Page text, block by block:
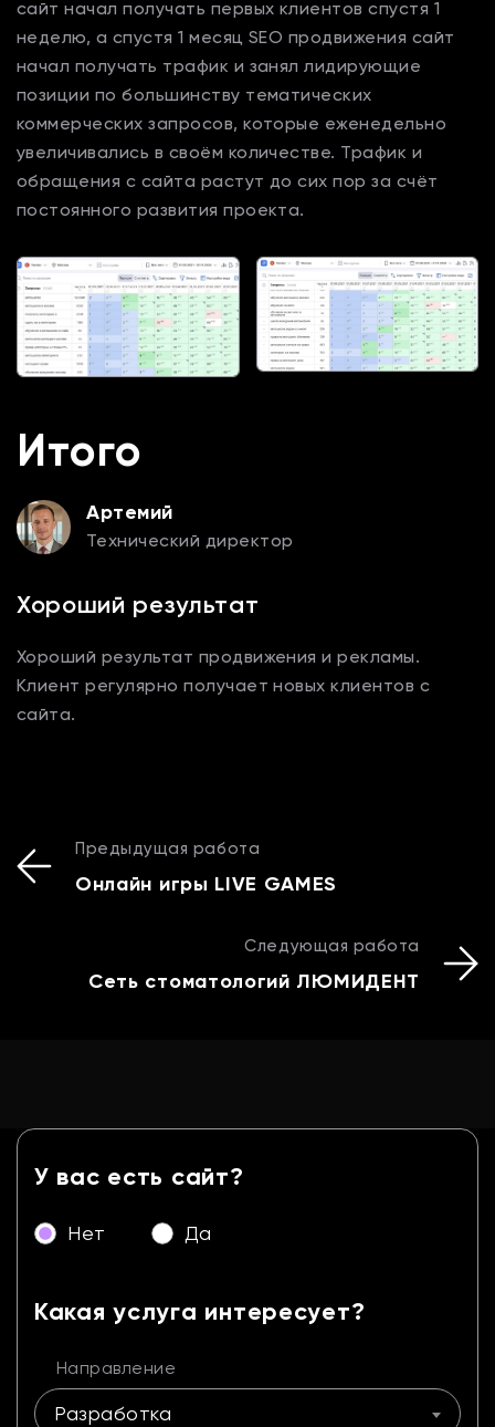
сайт начал получать первых клиентов спустя 1
неделю, а спустя 1 месяц SEO продвижения сайт
начал получать трафик и занял лидирующие
позиции по большинству тематических
коммерческих запросов, которые еженедельно
увеличивались в своём количестве. Трафик и
обращения с сайта растут до сих пор за счёт
постоянного развития проекта.
Итого
Артемий
Технический директор
Хороший результат
Хороший результат продвижения и рекламы.
Клиент регулярно получает новых клиентов с
сайта.
Предыдущая работа
Онлайн игры LIVE GAMES
Следующая работа
Сеть стоматологий ЛЮМИДЕНТ
У вас есть сайт?
Нет Да
Какая услуга интересует?
Направление
Разработка